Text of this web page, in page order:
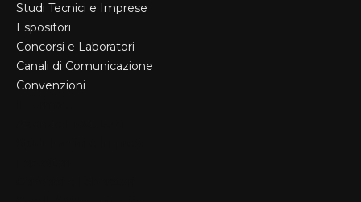
Studi Tecnici e Imprese
Espositori
Concorsi e Laboratori
Canali di Comunicazione
Convenzioni